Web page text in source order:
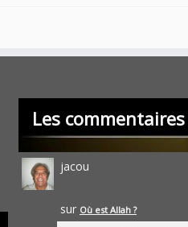
Les
jacou
sur Où est Allah ?